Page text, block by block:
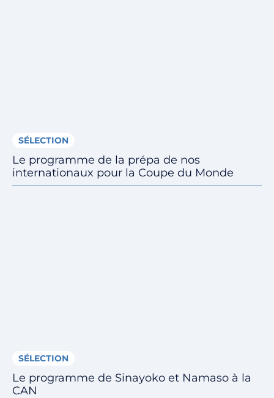
SÉLECTION
Le programme de la prépa de nos
internationaux pour la Coupe du Monde
SÉLECTION
Le programme de Sinayoko et Namaso à la
CAN